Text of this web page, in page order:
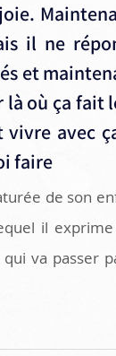
il ne
et
là où ça fait
avec
faire
de son
il
va passer